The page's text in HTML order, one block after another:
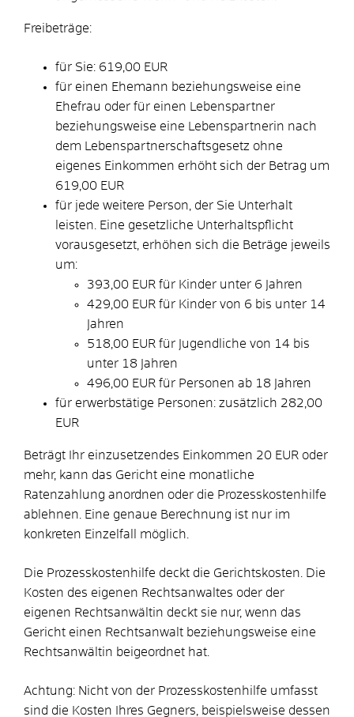
Freibeträge:
für Sie: 619,00 EUR
für einen Ehemann beziehungsweise eine
Ehefrau oder für einen Lebenspartner
beziehungsweise eine Lebenspartnerin nach
dem Lebenspartnerschaftsgesetz ohne
eigenes Einkommen erhöht sich der Betrag um
619,00 EUR
für jede weitere Person, der Sie Unterhalt
leisten. Eine gesetzliche Unterhaltspflicht
vorausgesetzt, erhöhen sich die Beträge jeweils
um:
393,00 EUR für Kinder unter 6 Jahren
429,00 EUR für Kinder von 6 bis unter 14
Jahren
518,00 EUR für Jugendliche von 14 bis
unter 18 Jahren
496,00 EUR für Personen ab 18 Jahren
für erwerbstätige Personen: zusätzlich 282,00
EUR
Beträgt Ihr einzusetzendes Einkommen 20 EUR oder
mehr, kann das Gericht eine monatliche
Ratenzahlung anordnen oder die Prozesskostenhilfe
ablehnen. Eine genaue Berechnung ist nur im
konkreten Einzelfall möglich.
Die Prozesskostenhilfe deckt die Gerichtskosten.
Die
Kosten des eigenen Rechtsanwaltes oder der
eigenen Rechtsanwältin deckt sie nur, wenn das
Gericht einen Rechtsanwalt beziehungsweise eine
Rechtsanwältin beigeordnet hat.
Achtung: Nicht von der Prozesskostenhilfe umfasst
sind die Kosten Ihres Gegners, beispielsweise dessen